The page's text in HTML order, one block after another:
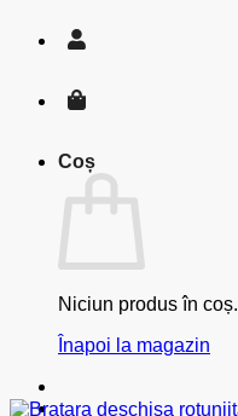
Coș
Niciun produs în coș.
Înapoi la magazin